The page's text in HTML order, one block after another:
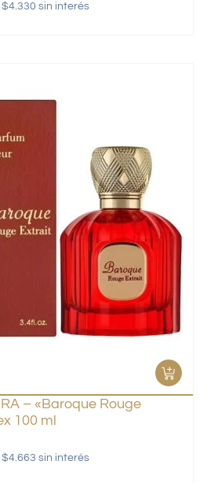
sin interés
– «Baroque Rouge
100 ml
sin interés